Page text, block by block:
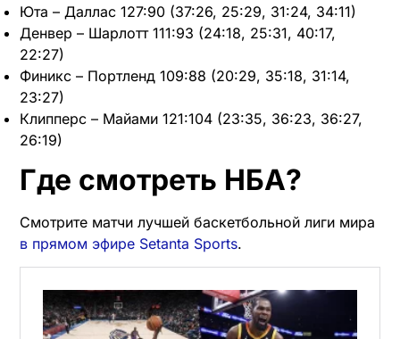
Юта – Даллас 127:90 (37:26, 25:29, 31:24, 34:11)
Денвер – Шарлотт 111:93 (24:18, 25:31, 40:17,
22:27)
Финикс – Портленд 109:88 (20:29, 35:18, 31:14,
23:27)
Клипперс – Майами 121:104 (23:35, 36:23, 36:27,
26:19)
Где смотреть НБА?
Смотрите матчи лучшей баскетбольной лиги мира
в прямом эфире Setanta Sports.